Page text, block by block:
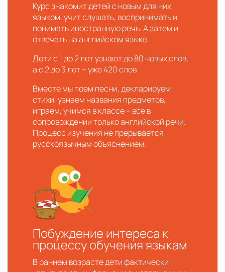
Курс знакомит детей с новым для них
языком, учит слушать, воспринимать и
понимать иностранную речь. А затем и
отвечать на английском языке.
Дети с 1 до 2 лет узнают до 80 новых слов,
а с 2 до 3 лет – уже 420 слов.
Вместе мы поем песни, декларируем
стихи, узнаем названия предметов,
играем, учимся в классе – все в
сопровождении только английской речи.
Процесс изучения не прерывается
русскоязычным объяснением.
Побуждение интереса к
процессу обучения языкам
В раннем возрасте дети фактически